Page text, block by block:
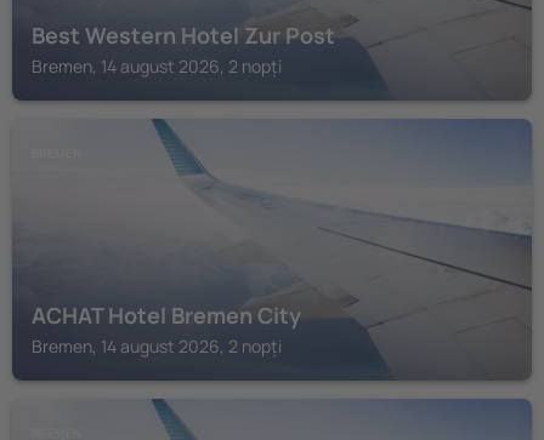
Best Western Hotel Zur Post
Bremen, 14 august 2026, 2 nopți
ACHAT Hotel Bremen City
Bremen, 14 august 2026, 2 nopți